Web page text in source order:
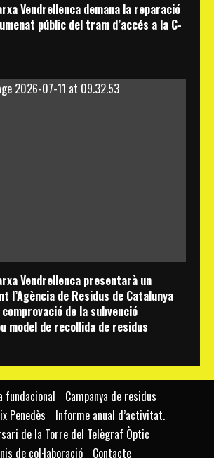
Vendrellenca demana la reparació
públic del tram d’accés a la C-
Vendrellenca presentarà un
l’Agència de Residus de Catalunya
de la subvenció
model de recollida de residus
fundacional
Campanya de residus
Penedès
Informe anual d’activitat.
de la Torre del Telègraf Òptic
de col·laboració
Contacte